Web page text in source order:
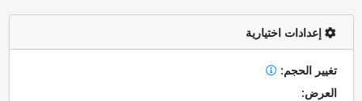
إعدادات اختيارية
تغيير الحجم:
العرض: